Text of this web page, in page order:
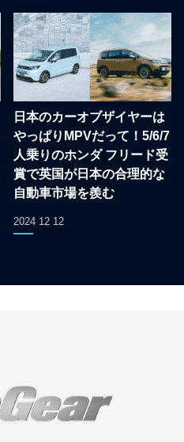
日本のカーオブザイヤーは
やっぱりMPVだって！5/6/7
人乗りのホンダ フリード受
賞で英国が日本の合理的な
自動車市場を羨む
2024 12 12